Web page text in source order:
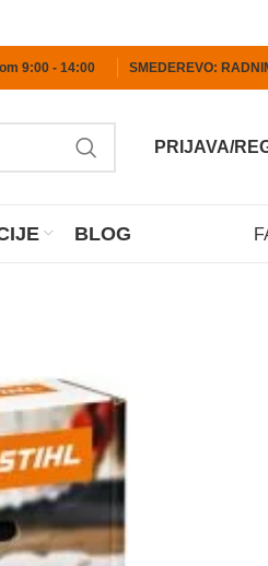
9:00 - 14:00 SMEDEREVO:
PRIJAVA/
BLOG